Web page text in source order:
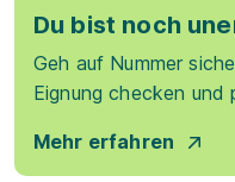
Du bist noch
Geh auf Nummer
Eignung checken und
Mehr erfahren